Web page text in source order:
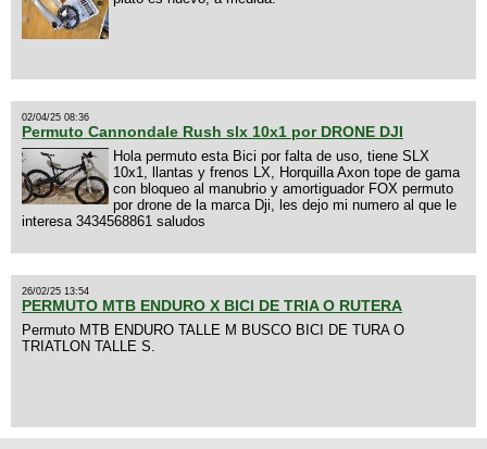
02/04/25 08:36
Permuto Cannondale Rush slx 10x1 por DRONE DJI
Hola permuto esta Bici por falta de uso, tiene SLX
10x1, llantas y frenos LX, Horquilla Axon tope de gama
con bloqueo al manubrio y amortiguador FOX permuto
por drone de la marca Dji, les dejo mi numero al que le
interesa 3434568861 saludos
26/02/25 13:54
PERMUTO MTB ENDURO X BICI DE TRIA O RUTERA
Permuto MTB ENDURO TALLE M BUSCO BICI DE TURA O
TRIATLON TALLE S.